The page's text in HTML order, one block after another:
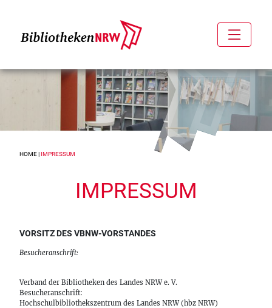
HOME|IMPRESSUM
IMPRESSUM
VORSITZ DES VBNW-VORSTANDES
Besucheranschrift:
Verband der Bibliotheken des Landes NRW e. V.
Besucheranschrift:
Hochschulbibliothekszentrum des Landes NRW (hbz NRW)